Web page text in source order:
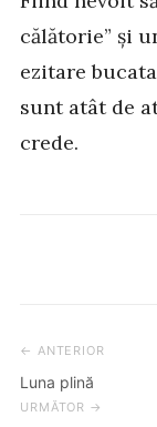
călătorie” și
ezitare
sunt atât de
crede.
Post
navigation
← ANTERIOR
Luna plină
URMĂTOR →